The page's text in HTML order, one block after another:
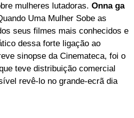
mulheres lutadoras. Onna ga
Uma Mulher Sobe as
seus filmes mais conhecidos e
dessa forte ligação ao
sinopse da Cinemateca, foi o
teve distribuição comercial
revê-lo no grande-ecrã dia